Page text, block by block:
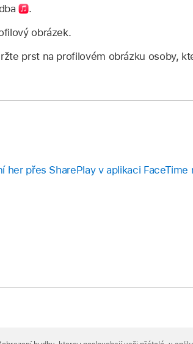
.
obrázek.
prst na profilovém obrázku osoby,
her přes SharePlay v aplikaci FaceTime